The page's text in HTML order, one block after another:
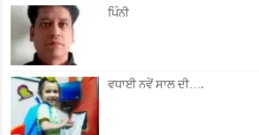
ਪਿੰਨੀ
ਵਧਾਈ ਨਵੇਂ ਸਾਲ ਦੀ….